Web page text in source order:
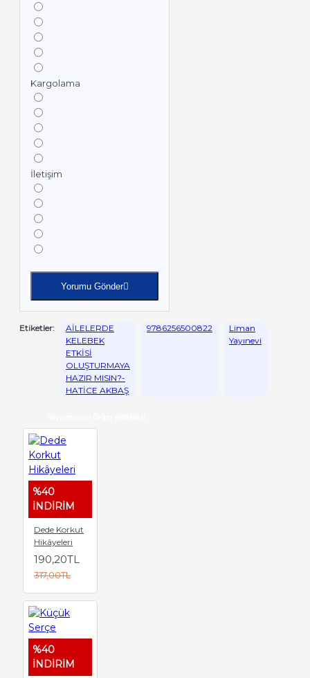
Kargolama
İletişim
Yorumu Gönder
Etiketler:
AİLELERDE
KELEBEK
ETKİSİ
OLUŞTURMAYA
HAZIR MISIN?-
HATİCE AKBAŞ
9786256500822
Liman
Yayınevi
%40
İNDİRİM
Dede Korkut
Hikâyeleri
190,20TL
317,00TL
%40
İNDİRİM